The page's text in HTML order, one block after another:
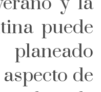
puede
de